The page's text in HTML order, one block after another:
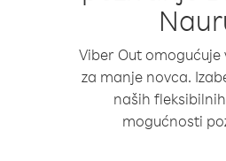
Viber Out omogućuje
za manje novca.
naših
mogućnosti